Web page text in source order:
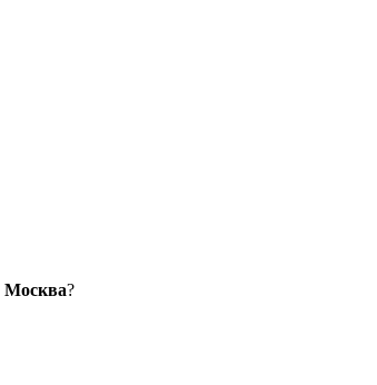
Москва?